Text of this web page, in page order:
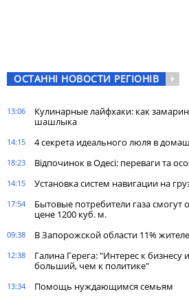
ОСТАННІ НОВОСТИ РЕГІОНІВ
13:06
Кулинарные лайфхаки: как
шашлыка
14:15 4 секрета идеального люля в
18:23 Відпочинок в Одесі: переваги та
14:15 Установка систем навигации на
17:54
Бытовые потребители газа cмогут
цене 1200 куб. м.
09:38 В Запорожской области 11%
12:38
Галина Герега: "Интерес к бизнесу
больший, чем к политике"
13:34 Помощь нуждающимся семьям